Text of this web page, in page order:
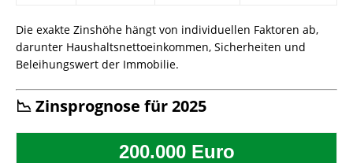
Die exakte Zinshöhe hängt von individuellen Faktoren ab,
darunter Haushaltsnettoeinkommen, Sicherheiten und
Beleihungswert der Immobilie.
📉 Zinsprognose für 2025
200.000 Euro